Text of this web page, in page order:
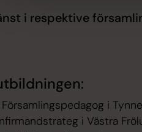
i respektive
i
i Västra